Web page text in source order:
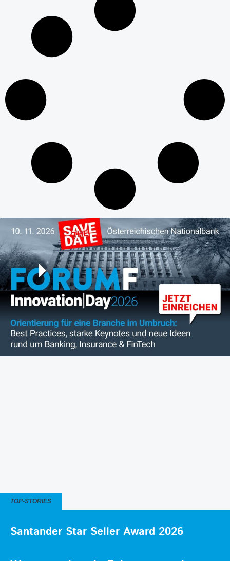
TOP-STORIES
Santander Star Seller Award 2026